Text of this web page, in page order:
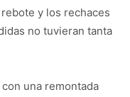
y los rechaces
no tuvieran tanta
una remontada